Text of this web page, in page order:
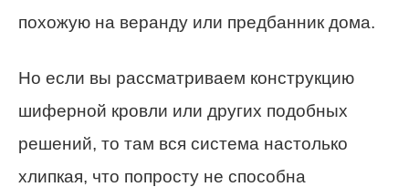
похожую на веранду или предбанник дома.
Но если вы рассматриваем конструкцию
шиферной кровли или других подобных
решений, то там вся система настолько
хлипкая, что попросту не способна